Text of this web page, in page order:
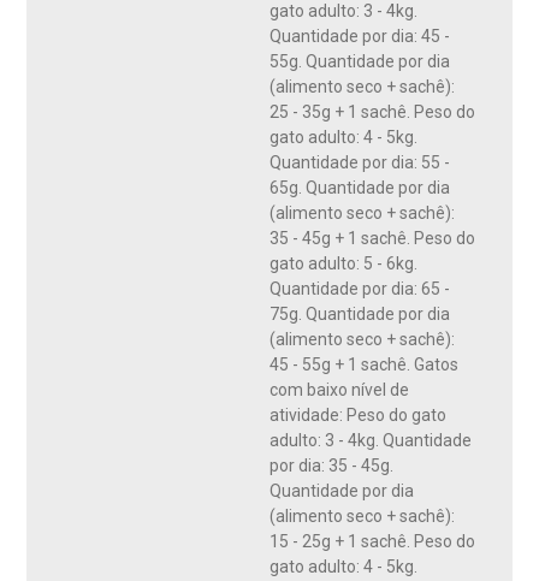
gato adulto: 3 - 4kg.
Quantidade por dia: 45 -
55g. Quantidade por dia
(alimento seco + sachê):
25 - 35g + 1 sachê. Peso do
gato adulto: 4 - 5kg.
Quantidade por dia: 55 -
65g. Quantidade por dia
(alimento seco + sachê):
35 - 45g + 1 sachê. Peso do
gato adulto: 5 - 6kg.
Quantidade por dia: 65 -
75g. Quantidade por dia
(alimento seco + sachê):
45 - 55g + 1 sachê. Gatos
com baixo nível de
atividade: Peso do gato
adulto: 3 - 4kg. Quantidade
por dia: 35 - 45g.
Quantidade por dia
(alimento seco + sachê):
15 - 25g + 1 sachê. Peso do
gato adulto: 4 - 5kg.